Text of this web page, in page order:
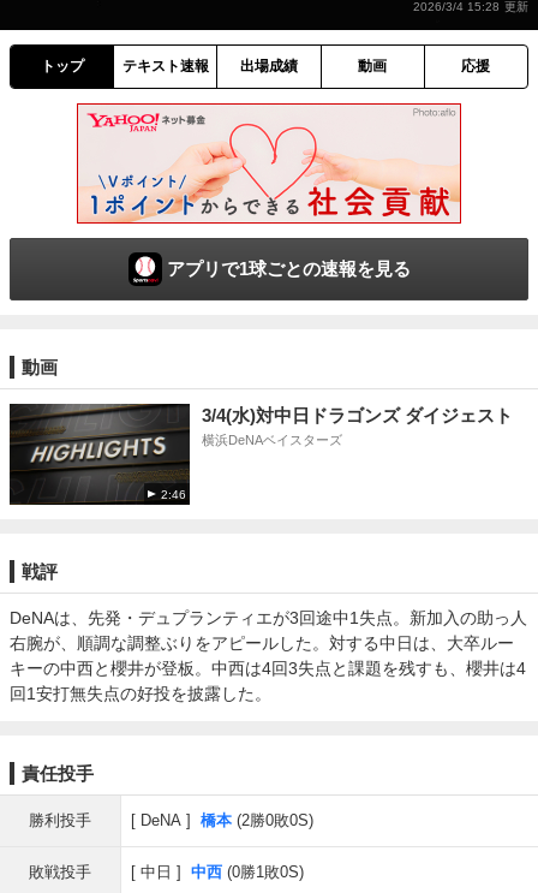
2026/3/4 15:28
トップ テキスト速報 出場成績 動画 応援
アプリで1球ごとの速報を見る
動画
2:46
3/4(水)対中日ドラゴンズ ダイジェスト
横浜DeNAベイスターズ
戦評
DeNAは、先発・デュプランティエが3回途中1失点。新加入の助っ人
右腕が、順調な調整ぶりをアピールした。対する中日は、大卒ルー
キーの中西と櫻井が登板。中西は4回3失点と課題を残すも、櫻井は4
回1安打無失点の好投を披露した。
責任投手
勝利投手 DeNA 橋本 (2勝0敗0S)
敗戦投手 中日 中西 (0勝1敗0S)